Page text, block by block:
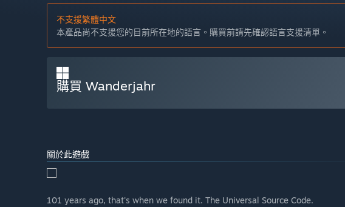
不支援繁體中文
本產品尚不支援您的目前所在地的語言。購買前請先確認語言支援清單。
購買 Wanderjahr
關於此遊戲
101 years ago, that's when we found it. The Universal Source Code.